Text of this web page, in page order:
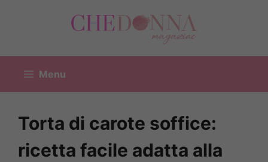
Menu
Torta di carote soffice:
ricetta facile adatta alla